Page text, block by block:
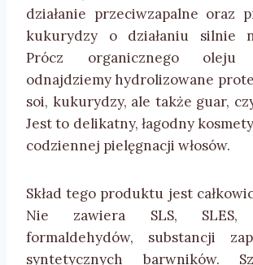
działanie przeciwzapalne oraz
kukurydzy o działaniu silnie
Prócz organicznego oleju
odnajdziemy hydrolizowane
soi, kukurydzy, ale także guar,
Jest to delikatny, łagodny
codziennej pielęgnacji włosów.
Skład tego produktu jest
Nie zawiera SLS, SLES,
formaldehydów, substancji
syntetycznych barwników.